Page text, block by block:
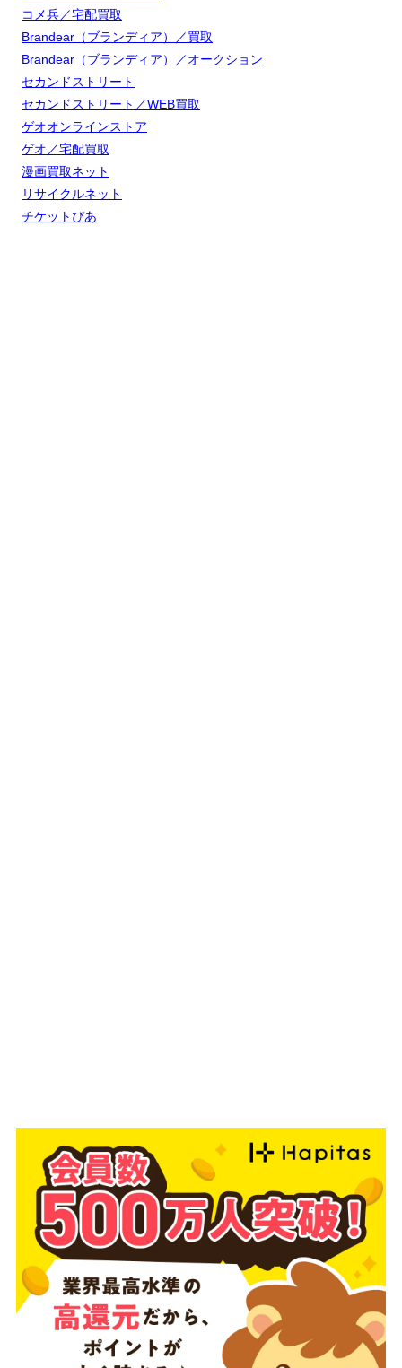
コメ兵／宅配買取
Brandear（ブランディア）／買取
Brandear（ブランディア）／オークション
セカンドストリート
セカンドストリート／WEB買取
ゲオオンラインストア
ゲオ／宅配買取
漫画買取ネット
リサイクルネット
チケットぴあ